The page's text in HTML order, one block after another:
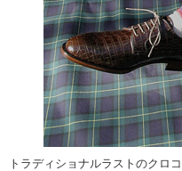
トラディショナルラストのクロ